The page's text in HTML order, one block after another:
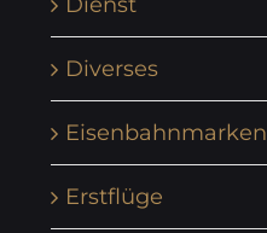
Diverses
Eisenbahnmarken
Erstflüge